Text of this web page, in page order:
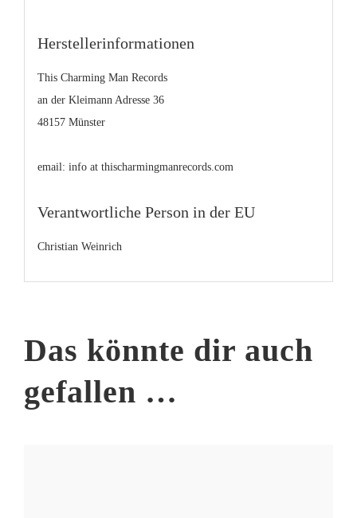
Herstellerinformationen
This Charming Man Records
an der Kleimann Adresse 36
48157 Münster
email: info at thischarmingmanrecords.com
Verantwortliche Person in der EU
Christian Weinrich
Das könnte dir auch
gefallen …